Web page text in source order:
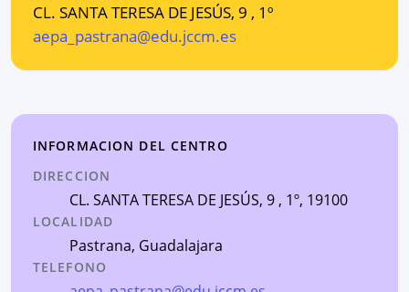
CL. SANTA TERESA DE JESÚS, 9 , 1º
aepa_pastrana@edu.jccm.es
INFORMACION DEL CENTRO
DIRECCION
CL. SANTA TERESA DE JESÚS, 9 , 1º, 19100
LOCALIDAD
Pastrana, Guadalajara
TELEFONO